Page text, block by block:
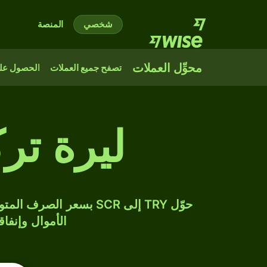
شخصي المنصة
محوِّل العملات تصفح جميع العملات الحصول
ليرة
الأموال